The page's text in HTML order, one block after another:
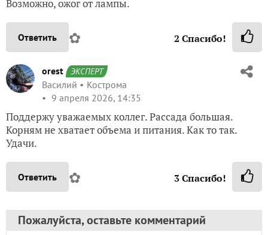
Возможно, ожог от лампы.
Ответить ✿ 2 Спасибо!
orest ЭКСПЕРТ
Василий
Кострома
9 апреля 2026, 14:35
Поддержу уважаемых коллег. Рассада большая.
Корням не хватает объема и питания. Как то так.
Удачи.
Ответить ✿ 3Спасибо!
Пожалуйста, оставьте комментарий